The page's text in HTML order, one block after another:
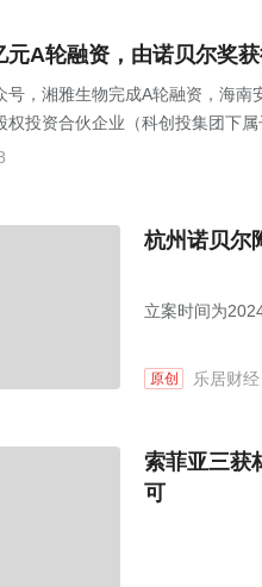
元A轮融资，由诺贝尔奖
号，湘雅生物完成A轮融资，海
权投资合伙企业（科创投集团下
杭州诺贝尔
立案时间为
原创 乐居财经
索菲亚三获
可